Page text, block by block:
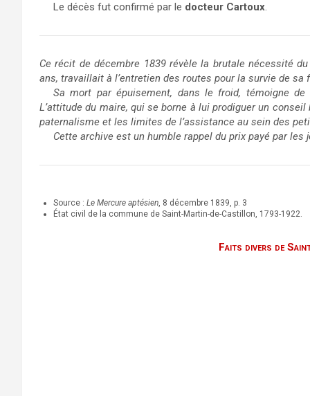
Le décès fut confirmé par le docteur Cartoux.
Ce récit de décembre 1839 révèle la brutale nécessité
ans, travaillait à l’entretien des routes pour la survie de sa
Sa mort par épuisement, dans le froid, témoigne
L’attitude du maire, qui se borne à lui prodiguer un
paternalisme et les limites de l’assistance au sein des
Cette archive est un humble rappel du prix payé par
Source : Le Mercure aptésien, 8 décembre 1839, p. 3
État civil de la commune de Saint-Martin-de-Castillon, 1793-1922.
Faits divers de